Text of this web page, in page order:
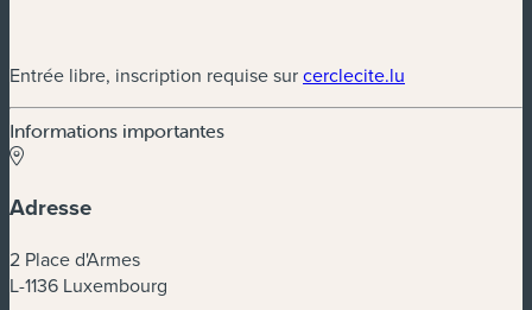
Entrée libre, inscription requise surcerclecite.lu
Informations importantes
Adresse
2 Place d'Armes
L-1136 Luxembourg